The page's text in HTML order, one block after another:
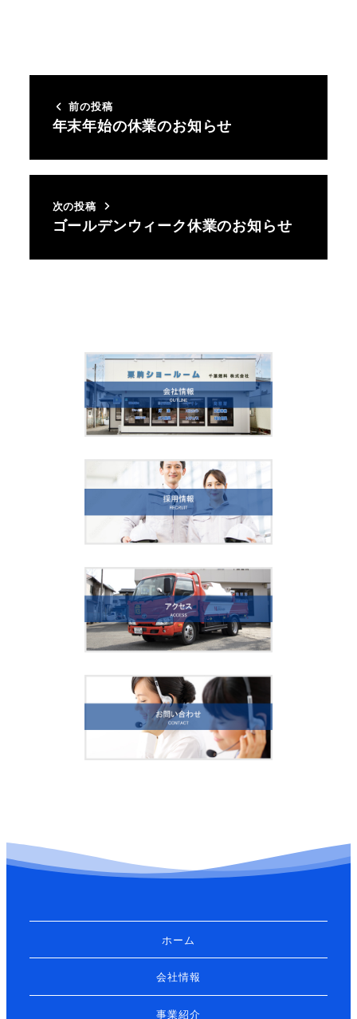
前の投稿
年末年始の休業のお知らせ
次の投稿
ゴールデンウィーク休業のお知らせ
ホーム
会社情報
事業紹介